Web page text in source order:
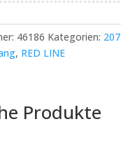
46186 Kategorien: 207
, RED LINE
Produkte